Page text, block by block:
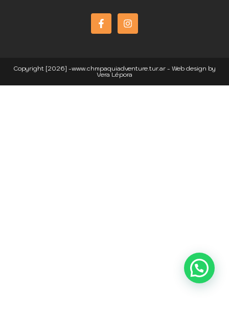
Copyright [2026] -www.chmpaquiadventure.tur.ar - Web design by
Vera Lépora